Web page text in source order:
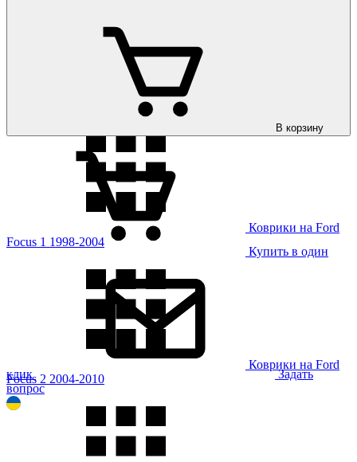
Коврики на Ford
Focus 1 1998-2004
Коврики на Ford
Focus 2 2004-2010
В корзину
Купить в один
клик
Задать
вопрос